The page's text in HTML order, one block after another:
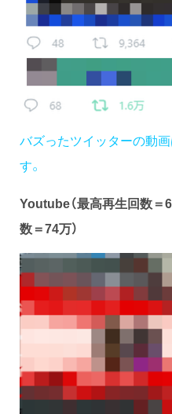
バズったツイッターの動
す。
Youtube（最高再生回数＝
数＝74万）